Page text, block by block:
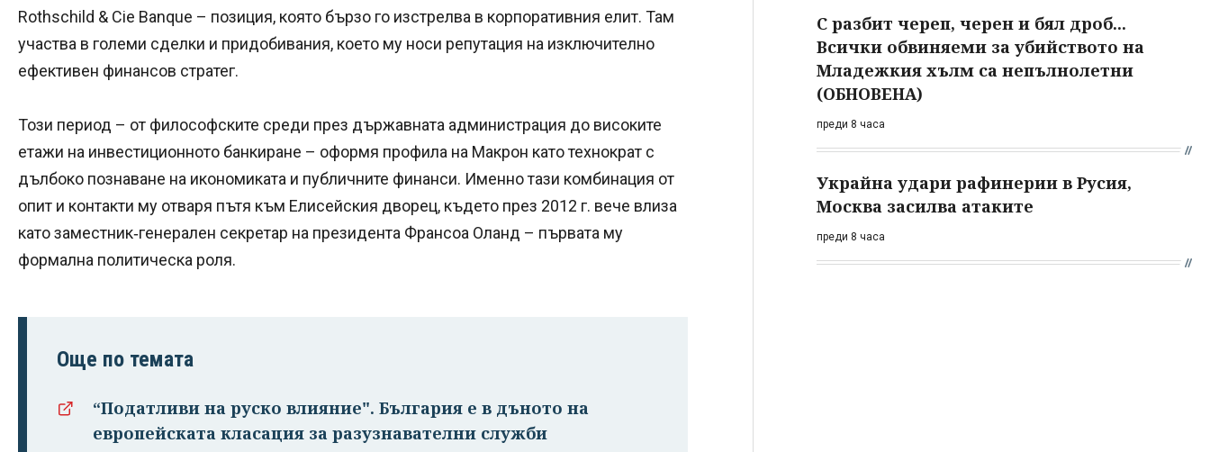
Rothschild & Cie Banque – позиция, която бързо го изстрелва в корпоративния елит. Там
участва в големи сделки и придобивания, което му носи репутация на изключително
ефективен финансов стратег.
Този период – от философските среди през държавната администрация до високите
етажи на инвестиционното банкиране – оформя профила на Макрон като технократ с
дълбоко познаване на икономиката и публичните финанси. Именно тази комбинация от
опит и контакти му отваря пътя към Елисейския дворец, където през 2012 г. вече влиза
като заместник‑генерален секретар на президента Франсоа Оланд – първата му
формална политическа роля.
Още по темата
“Податливи на руско влияние". България е в дъното на
европейската класация за разузнавателни служби
С разбит череп, черен и бял дроб...
Всички обвиняеми за убийството на
Младежкия хълм са непълнолетни
(ОБНОВЕНА)
преди 8 часа
Украйна удари рафинерии в Русия,
Москва засилва атаките
преди 8 часа